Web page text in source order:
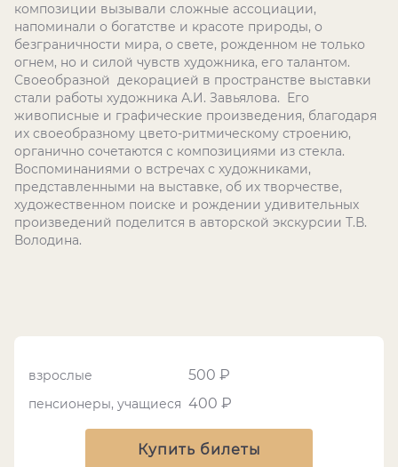
композиции вызывали сложные ассоциации,
напоминали о богатстве и красоте природы, о
безграничности мира, о свете, рожденном не только
огнем, но и силой чувств художника, его талантом.
Своеобразной декорацией в пространстве выставки
стали работы художника А.И. Завьялова. Его
живописные и графические произведения, благодаря
их своеобразному цвето-ритмическому строению,
органично сочетаются с композициями из стекла.
Воспоминаниями о встречах с художниками,
представленными на выставке, об их творчестве,
художественном поиске и рождении удивительных
произведений поделится в авторской экскурсии Т.В.
Володина.
взрослые 500 ₽
пенсионеры, учащиеся 400 ₽
Купить билеты